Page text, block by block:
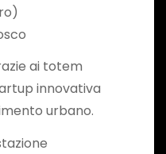
ai totem
innovativa
urbano.